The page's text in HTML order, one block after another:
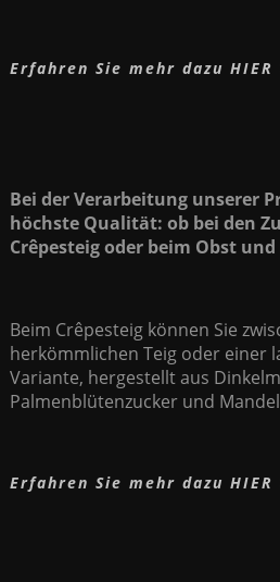
Erfahren Sie mehr dazu HIER
Bei der Verarbeitung unserer
höchste Qualität: ob bei den
Crêpesteig oder beim Obst
Beim Crêpesteig können Sie
herkömmlichen Teig oder einer
Variante, hergestellt aus
Palmenblütenzucker und
Erfahren Sie mehr dazu HIER